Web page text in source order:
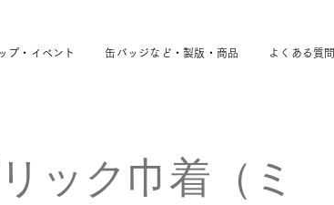
プ・イベント 缶バッジなど・製版・商品 よくある質問
ック巾着（ミ